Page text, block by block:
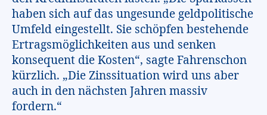
haben sich auf das ungesunde geldpolitische
Umfeld eingestellt. Sie schöpfen bestehende
Ertragsmöglichkeiten aus und senken
konsequent die Kosten“, sagte Fahrenschon
kürzlich. „Die Zinssituation wird uns aber
auch in den nächsten Jahren massiv
fordern.“